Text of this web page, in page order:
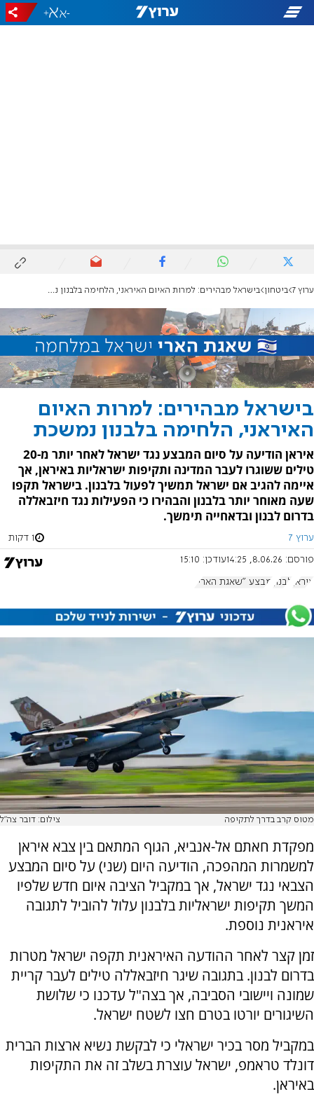
-
+
ערוץ 7 ביטחון בישראל מבהירים: למרות האיום האיראני, הלחימה בלבנון נמשכת
בישראל מבהירים: למרות האיום
האיראני, הלחימה בלבנון נמשכת
איראן הודיעה על סיום המבצע נגד ישראל לאחר יותר מ-20
טילים ששוגרו לעבר המדינה ותקיפות ישראליות באיראן, אך
איימה להגיב אם ישראל תמשיך לפעול בלבנון. בישראל תקפו
שעה מאוחר יותר בלבנון והבהירו כי הפעילות נגד חיזבאללה
בדרום לבנון ובדאחייה תימשך.
ערוץ 7 1 דקות
פורסם: 8.06.26, 14:25 עודכן: 15:10
איראן לבנון מבצע "שאגת הארי"
מטוס קרב בדרך לתקיפה צילום: דובר צה"ל
מפקדת חאתם אל-אנביא, הגוף המתאם בין צבא איראן
למשמרות המהפכה, הודיעה היום (שני) על סיום המבצע
הצבאי נגד ישראל, אך במקביל הציבה איום חדש שלפיו
המשך תקיפות ישראליות בלבנון עלול להוביל לתגובה
איראנית נוספת.
זמן קצר לאחר ההודעה האיראנית תקפה ישראל מטרות
בדרום לבנון. בתגובה שיגר חיזבאללה טילים לעבר קריית
שמונה ויישובי הסביבה, אך בצה"ל עדכנו כי שלושת
השיגורים יורטו בטרם חצו לשטח ישראל.
במקביל מסר בכיר ישראלי כי לבקשת נשיא ארצות הברית
דונלד טראמפ, ישראל עוצרת בשלב זה את התקיפות
באיראן.